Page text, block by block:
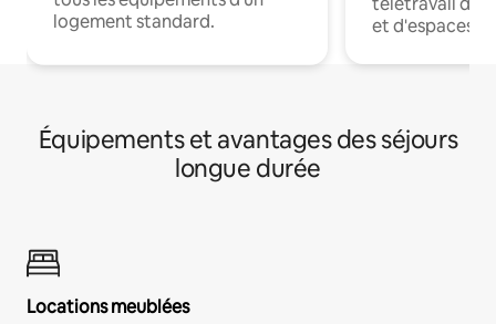
logement standard.
et d'espaces
Équipements et avantages des séjours
longue durée
Locations meublées